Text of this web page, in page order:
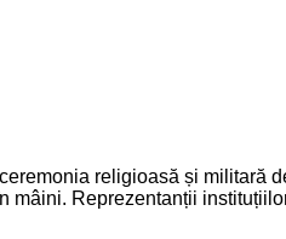
religioasă și
mâini. Reprezentanții